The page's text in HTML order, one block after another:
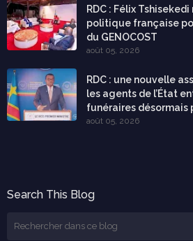
RDC : Félix
politique française
du GENOCOST
août 05, 2026
RDC : une nouvelle
les agents de l’État
funéraires désormais
août 05, 2026
Search This Blog